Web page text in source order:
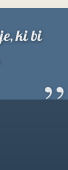
ki bi
”